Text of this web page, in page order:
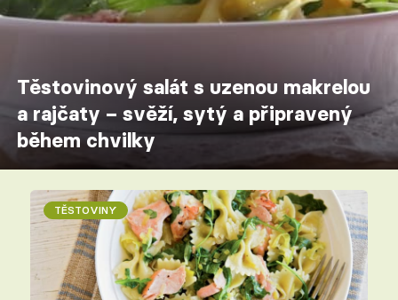
Těstovinový salát s uzenou makrelou
a rajčaty – svěží, sytý a připravený
během chvilky
TĚSTOVINY